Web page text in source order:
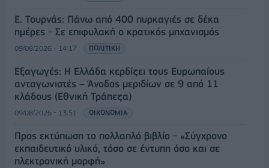
Ε. Τουρνάς: Πάνω από 400 πυρκαγιές σε δέκα
ημέρες - Σε επιφυλακή ο κρατικός μηχανισμός
09/08/2026 - 14:17 ΠΟΛΙΤΙΚΗ
Εξαγωγές: Η Ελλάδα κερδίζει τους Ευρωπαίους
ανταγωνιστές – Άνοδος μεριδίων σε 9 από 11
κλάδους (Εθνική Τράπεζα)
09/08/2026 - 13:51 ΟΙΚΟΝΟΜΙΑ
Προς εκτύπωση το πολλαπλό βιβλίο - «Σύγχρονο
εκπαιδευτικό υλικό, τόσο σε έντυπη όσο και σε
ηλεκτρονική μορφή»